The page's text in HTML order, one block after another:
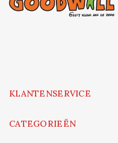
KLANTENSERVICE
CATEGORIEËN